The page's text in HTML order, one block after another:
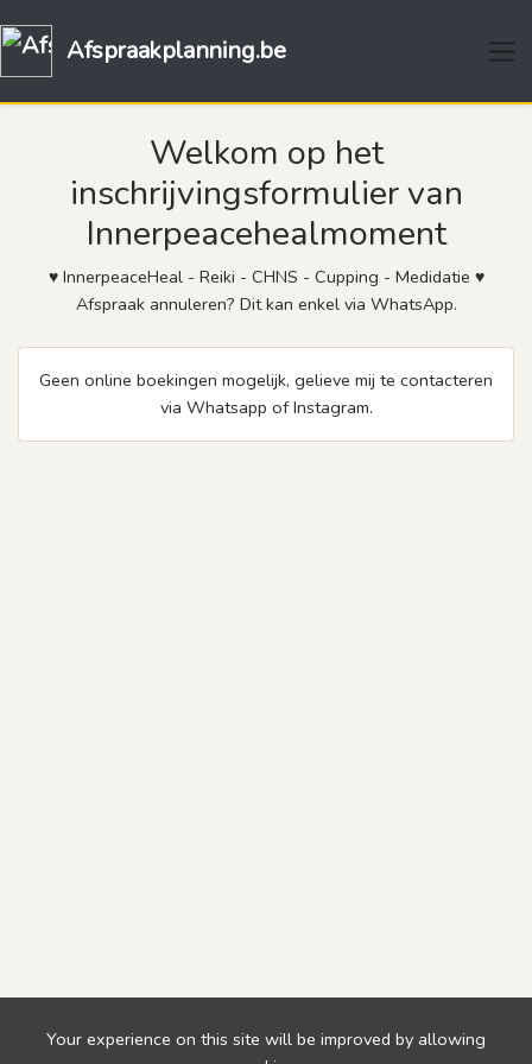
Afspraakplanning.be
Welkom op het
inschrijvingsformulier van
Innerpeacehealmoment
♥ InnerpeaceHeal - Reiki - CHNS - Cupping - Medidatie ♥
Afspraak annuleren? Dit kan enkel via WhatsApp.
Geen online boekingen mogelijk, gelieve mij te contacteren
via Whatsapp of Instagram.
Your experience on this site will be improved by allowing